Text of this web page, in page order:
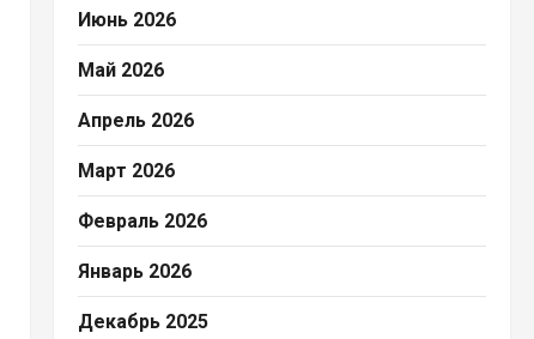
Июнь 2026
Май 2026
Апрель 2026
Март 2026
Февраль 2026
Январь 2026
Декабрь 2025